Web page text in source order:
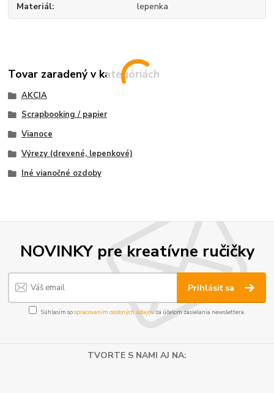
Materiál lepenka
Tovar zaradený v kategóriách
AKCIA
Scrapbooking / papier
Vianoce
Výrezy (drevené, lepenkové)
Iné vianočné ozdoby
NOVINKY pre kreatívne ručičky
Prihlásiť sa
Súhlasím sospracovaním osobných údajov za účelom zasielania newslettera.
TVORTE S NAMI AJ NA: